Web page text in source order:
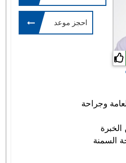
وجراحة
السمنة
احجز موعد